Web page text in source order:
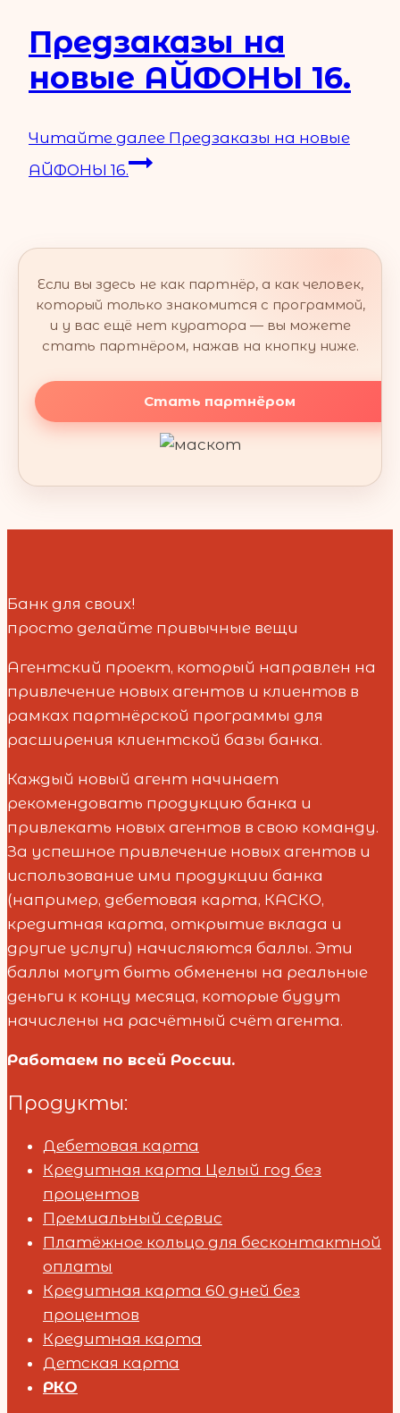
Предзаказы на
новые АЙФОНЫ 16.
Читайте далее Предзаказы на новые
АЙФОНЫ 16.
Если вы здесь не как партнёр, а как человек,
который только знакомится с программой,
и у вас ещё нет куратора — вы можете
стать партнёром, нажав на кнопку ниже.
Стать партнёром
Банк для своих!
просто делайте привычные вещи
Агентский проект, который направлен на
привлечение новых агентов и клиентов в
рамках партнёрской программы для
расширения клиентской базы банка.
Каждый новый агент начинает
рекомендовать продукцию банка и
привлекать новых агентов в свою команду.
За успешное привлечение новых агентов и
использование ими продукции банка
(например, дебетовая карта, КАСКО,
кредитная карта, открытие вклада и
другие услуги) начисляются баллы. Эти
баллы могут быть обменены на реальные
деньги к концу месяца, которые будут
начислены на расчётный счёт агента.
Работаем по всей России.
Продукты:
Дебетовая карта
Кредитная карта Целый год без
процентов
Премиальный сервис
Платёжное кольцо для бесконтактной
оплаты
Кредитная карта 60 дней без
процентов
Кредитная карта
Детская карта
РКО